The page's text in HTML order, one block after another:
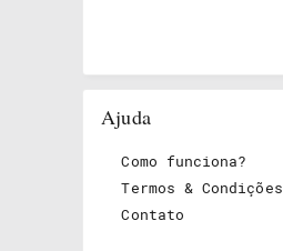
Ajuda
Como funciona?
Termos & Condições
Contato